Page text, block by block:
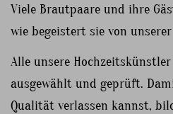
Viele Brautpaare und ihre
wie begeistert sie von
Alle unsere
ausgewählt und geprüft.
Qualität verlassen kannst,